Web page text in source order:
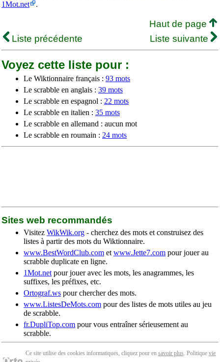
1Mot.net
.
Haut de page
Liste précédente
Liste suivante
Voyez cette liste pour :
Le Wiktionnaire français : 93 mots
Le scrabble en anglais : 39 mots
Le scrabble en espagnol : 22 mots
Le scrabble en italien : 35 mots
Le scrabble en allemand : aucun mot
Le scrabble en roumain : 24 mots
Sites web recommandés
Visitez WikWik.org - cherchez des mots et construisez des
listes à partir des mots du Wiktionnaire.
www.BestWordClub.com et www.Jette7.com pour jouer au
scrabble duplicate en ligne.
1Mot.net pour jouer avec les mots, les anagrammes, les
suffixes, les préfixes, etc.
Ortograf.ws pour chercher des mots.
www.ListesDeMots.com pour des listes de mots utiles au jeu
de scrabble.
fr.DupliTop.com pour vous entraîner sérieusement au
scrabble.
Ce site utilise des cookies informatiques, cliquez pour en savoir plus. Politique vie